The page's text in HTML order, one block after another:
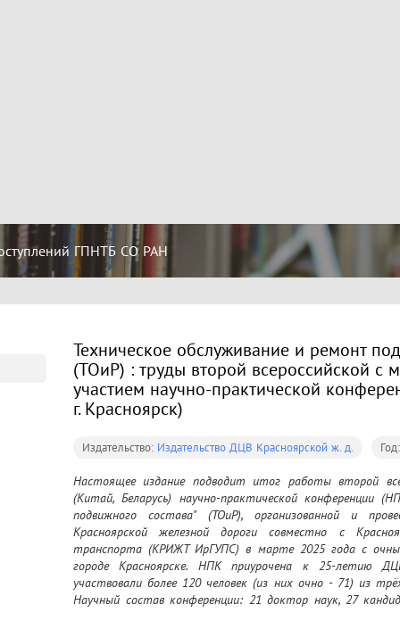
ГПНТБ СО РАН
Техническое обслуживание и ремонт
(ТОиР) : труды второй всероссийской с
участием научно-практической
г. Красноярск)
Издательство: Издательство ДЦВ Красноярской ж. д.
Настоящее издание подводит итог работы второй
(Китай, Беларусь) научно-практической конференции
подвижного состава" (ТОиР), организованной и
Красноярской железной дороги совместно с
транспорта (КРИЖТ ИрГУПС) в марте 2025 года с
городе Красноярске. НПК приурочена к 25-летию
участвовали более 120 человек (из них очно - 71) из
Научный состав конференции: 21 доктор наук, 27